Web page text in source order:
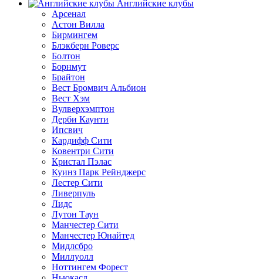
Английские клубы
Арсенал
Астон Вилла
Бирмингем
Блэкберн Роверс
Болтон
Борнмут
Брайтон
Вест Бромвич Альбион
Вест Хэм
Вулверхэмптон
Дерби Каунти
Ипсвич
Кардифф Сити
Ковентри Сити
Кристал Пэлас
Куинз Парк Рейнджерс
Лестер Сити
Ливерпуль
Лидс
Лутон Таун
Манчестер Сити
Манчестер Юнайтед
Мидлсбро
Миллуолл
Ноттингем Форест